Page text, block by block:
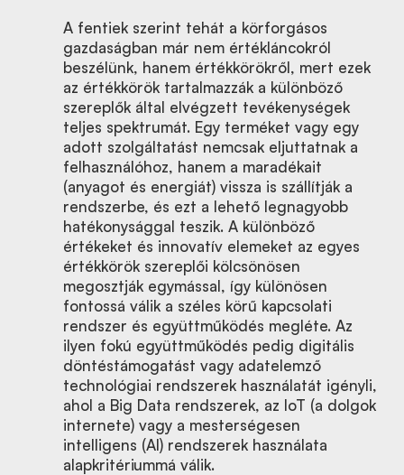
A fentiek szerint tehát a körforgásos
gazdaságban már nem értékláncokról
beszélünk, hanem értékkörökről, mert ezek
az értékkörök tartalmazzák a különböző
szereplők által elvégzett tevékenységek
teljes spektrumát. Egy terméket vagy egy
adott szolgáltatást nemcsak eljuttatnak a
felhasználóhoz, hanem a maradékait
(anyagot és energiát) vissza is szállítják a
rendszerbe, és ezt a lehető legnagyobb
hatékonysággal teszik. A különböző
értékeket és innovatív elemeket az egyes
értékkörök szereplői kölcsönösen
megosztják egymással, így különösen
fontossá válik a széles körű kapcsolati
rendszer és együttműködés megléte. Az
ilyen fokú együttműködés pedig digitális
döntéstámogatást vagy adatelemző
technológiai rendszerek használatát igényli,
ahol a Big Data rendszerek, az IoT (a dolgok
internete) vagy a mesterségesen
intelligens (AI) rendszerek használata
alapkritériummá válik.